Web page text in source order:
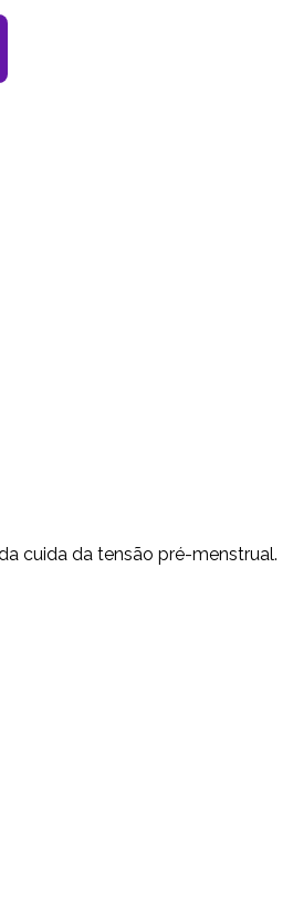
cuida da tensão pré-menstrual.